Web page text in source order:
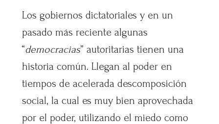
Los gobiernos dictatoriales y en un
pasado más reciente algunas
“democracias” autoritarias tienen una
historia común. Llegan al poder en
tiempos de acelerada descomposición
social, la cual es muy bien aprovechada
por el poder, utilizando el miedo como